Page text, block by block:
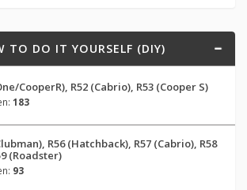
TO DO IT YOURSELF (DIY)
CooperR), R52 (Cabrio), R53 (Cooper S)
183
R56 (Hatchback), R57 (Cabrio), R58
(Roadster)
93